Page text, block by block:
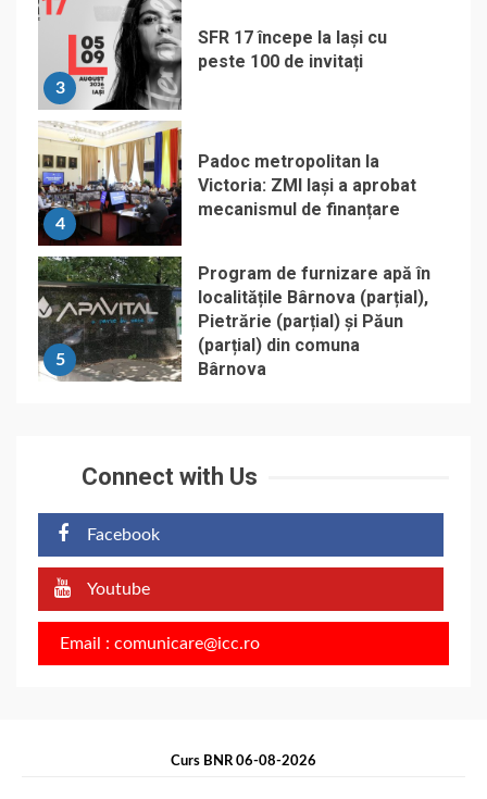
3
SFR 17 începe la Iași cu
peste 100 de invitați
4
Padoc metropolitan la
Victoria: ZMI Iași a aprobat
mecanismul de finanțare
5
Program de furnizare apă în
localitățile Bârnova (parțial),
Pietrărie (parțial) și Păun
(parțial) din comuna
Bârnova
Connect with Us
Facebook
Youtube
Email : comunicare@icc.ro
Curs BNR 06-08-2026